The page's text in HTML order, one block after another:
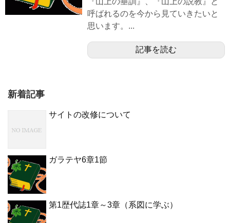
呼ばれるのを今から見ていきたいと
思います。...
記事を読む
新着記事
サイトの改修について
ガラテヤ6章1節
第1歴代誌1章～3章（系図に学ぶ）